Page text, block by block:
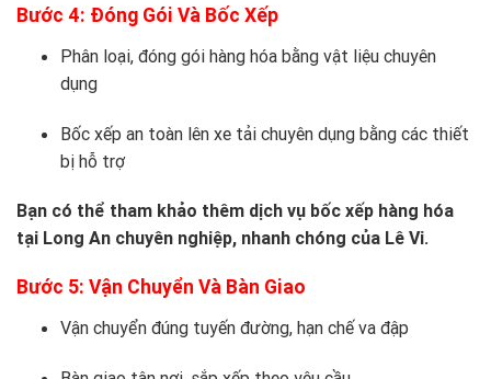
Bước 4: Đóng Gói Và Bốc Xếp
Phân loại, đóng gói hàng hóa bằng vật liệu chuyên
dụng
Bốc xếp an toàn lên xe tải chuyên dụng bằng các thiết
bị hỗ trợ
Bạn có thể tham khảo thêm dịch vụ bốc xếp hàng hóa
tại Long An chuyên nghiệp, nhanh chóng của Lê Vi.
Bước 5: Vận Chuyển Và Bàn Giao
Vận chuyển đúng tuyến đường, hạn chế va đập